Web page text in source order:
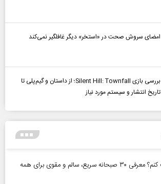
امضای سروش صحت در «استخر» دیگر غافلگیر نمی‌کند
بررسی بازی Silent Hill: Townfall؛ از داستان و گیم‌پلی تا
تاریخ انتشار و سیستم مورد نیاز
صبحانه چی درست کنم؟ معرفی ۳۰ صبحانه سریع، سالم و مقوی برای همه